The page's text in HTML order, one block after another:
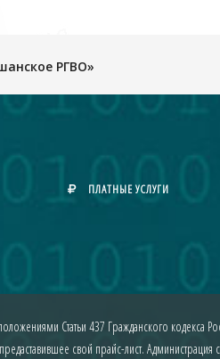
РГВО»
ПЛАТНЫЕ УСЛУГИ
Статьи 437 Гражданского кодекса
свой прайс-лист.